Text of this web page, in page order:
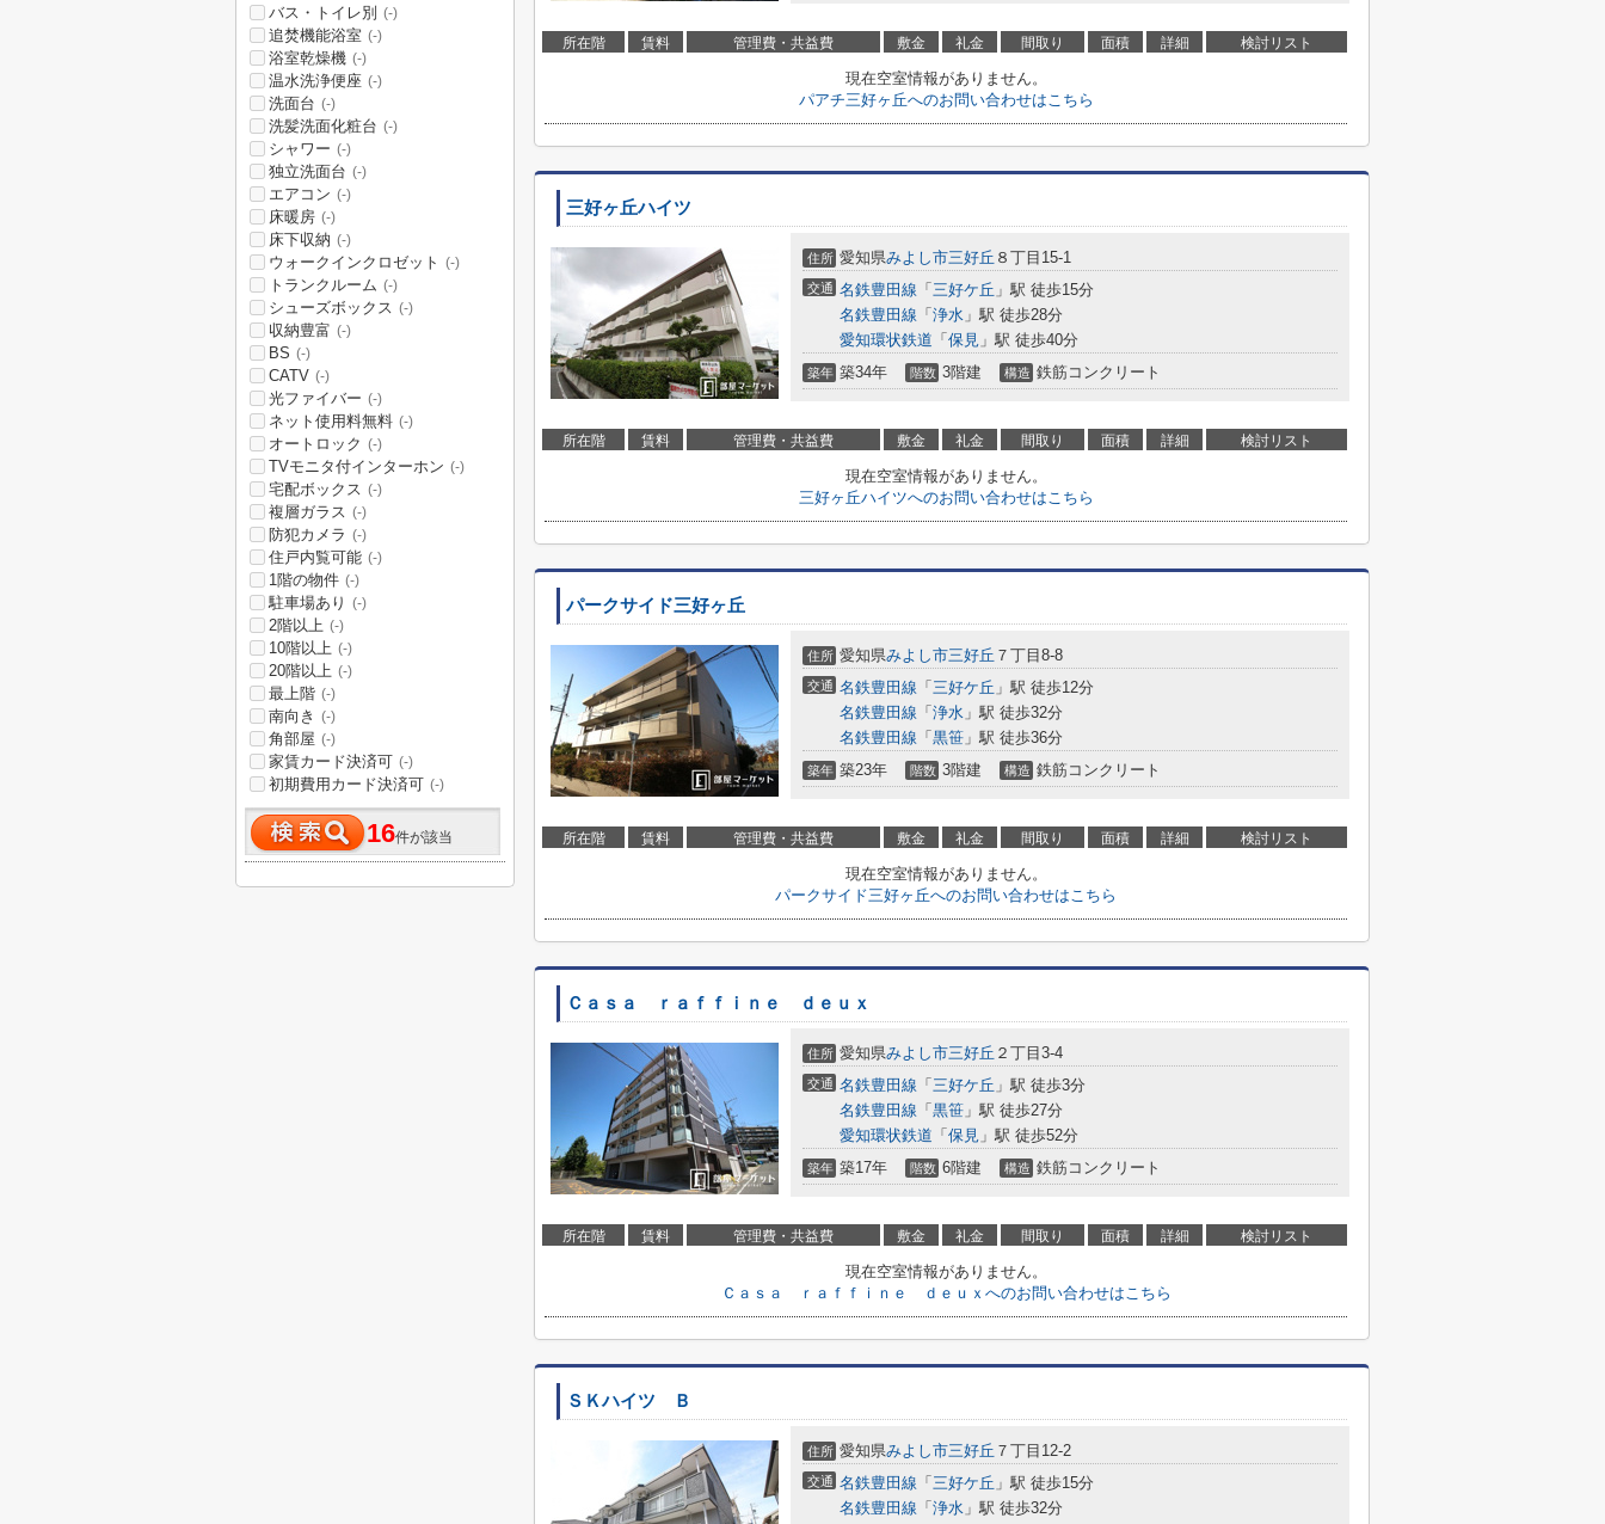
所在階 賃料 管理費・共益費 敷金 礼金 間取り 面積 詳細 検討リスト
現在空室情報がありません。
パアチ三好ヶ丘へのお問い合わせはこちら
三好ヶ丘ハイツ
住所 愛知県みよし市三好丘 ８丁目15-1
交通 名鉄豊田線 「 三好ケ丘 」駅 徒歩15分
名鉄豊田線 「 浄水 」駅 徒歩28分
愛知環状鉄道 「 保見 」駅 徒歩40分
築年 築34年 階数 3階建 構造 鉄筋コンクリート
所在階 賃料 管理費・共益費 敷金 礼金 間取り 面積 詳細 検討リスト
現在空室情報がありません。
三好ヶ丘ハイツへのお問い合わせはこちら
パークサイド三好ヶ丘
住所 愛知県みよし市三好丘 ７丁目8-8
交通 名鉄豊田線 「 三好ケ丘 」駅 徒歩12分
名鉄豊田線 「 浄水 」駅 徒歩32分
名鉄豊田線 「 黒笹 」駅 徒歩36分
築年 築23年 階数 3階建 構造 鉄筋コンクリート
所在階 賃料 管理費・共益費 敷金 礼金 間取り 面積 詳細 検討リスト
現在空室情報がありません。
パークサイド三好ヶ丘へのお問い合わせはこちら
Ｃａｓａ ｒａｆｆｉｎｅ ｄｅｕｘ
住所 愛知県みよし市三好丘 ２丁目3-4
交通 名鉄豊田線 「 三好ケ丘 」駅 徒歩3分
名鉄豊田線 「 黒笹 」駅 徒歩27分
愛知環状鉄道 「 保見 」駅 徒歩52分
築年 築17年 階数 6階建 構造 鉄筋コンクリート
所在階 賃料 管理費・共益費 敷金 礼金 間取り 面積 詳細 検討リスト
現在空室情報がありません。
Ｃａｓａ ｒａｆｆｉｎｅ ｄｅｕｘへのお問い合わせはこちら
ＳＫハイツ Ｂ
住所 愛知県みよし市三好丘 ７丁目12-2
交通 名鉄豊田線 「 三好ケ丘 」駅 徒歩15分
名鉄豊田線 「 浄水 」駅 徒歩32分
バス・トイレ別 (-)
追焚機能浴室 (-)
浴室乾燥機 (-)
温水洗浄便座 (-)
洗面台 (-)
洗髪洗面化粧台 (-)
シャワー (-)
独立洗面台 (-)
エアコン (-)
床暖房 (-)
床下収納 (-)
ウォークインクロゼット (-)
トランクルーム (-)
シューズボックス (-)
収納豊富 (-)
BS (-)
CATV (-)
光ファイバー (-)
ネット使用料無料 (-)
オートロック (-)
TVモニタ付インターホン (-)
宅配ボックス (-)
複層ガラス (-)
防犯カメラ (-)
住戸内覧可能 (-)
1階の物件 (-)
駐車場あり (-)
2階以上 (-)
10階以上 (-)
20階以上 (-)
最上階 (-)
南向き (-)
角部屋 (-)
家賃カード決済可 (-)
初期費用カード決済可 (-)
16件が該当